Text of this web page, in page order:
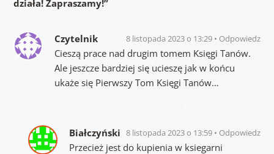
działa! Zapraszamy!”
Czytelnik 8 listopada 2023 o 13:29 Odpowiedz
Cieszą prace nad drugim tomem Księgi Tanów.
Ale jeszcze bardziej się ucieszę jak w końcu
ukaże się Pierwszy Tom Księgi Tanów…
Białczyński 8 listopada 2023 o 13:59 Odpowiedz
Przecież jest do kupienia w ksiegarni